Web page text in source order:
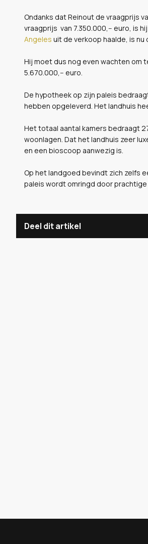
Ondanks dat Reinout de vraagprijs
vraagprijs van 7.350.000,-- euro, is
Angeles uit de verkoop haalde, is nu
Hij moet dus nog even wachten om
5.670.000,-- euro.
De hypotheek op zijn paleis
hebben opgeleverd. Het landhuis
Het totaal aantal kamers bedraagt
woonlagen. Dat het landhuis zeer
en een bioscoop aanwezig is.
Op het landgoed bevindt zich zelfs
paleis wordt omringd door prachtige
Deel dit artikel